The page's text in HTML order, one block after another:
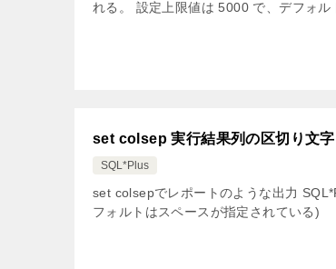
れる。 設定上限値は 5000 で、デフォル
set colsep 実行結果列の区切り文
SQL*Plus
set colsepでレポートのような出力
フォルトはスペースが指定されている)